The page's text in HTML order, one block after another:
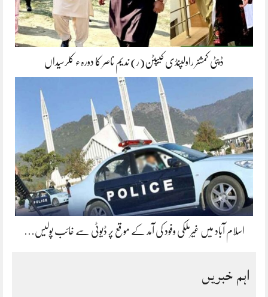
ڈپٹی کمشنر راولپنڈی کیپٹن(ر) ندیم ناصر کا دورہء کلرسیداں
اسلام آباد میں غیرملکی وفود کی آمد کے موقع پر ڈیوٹی سے غائب پولیس…
اہم خبریں